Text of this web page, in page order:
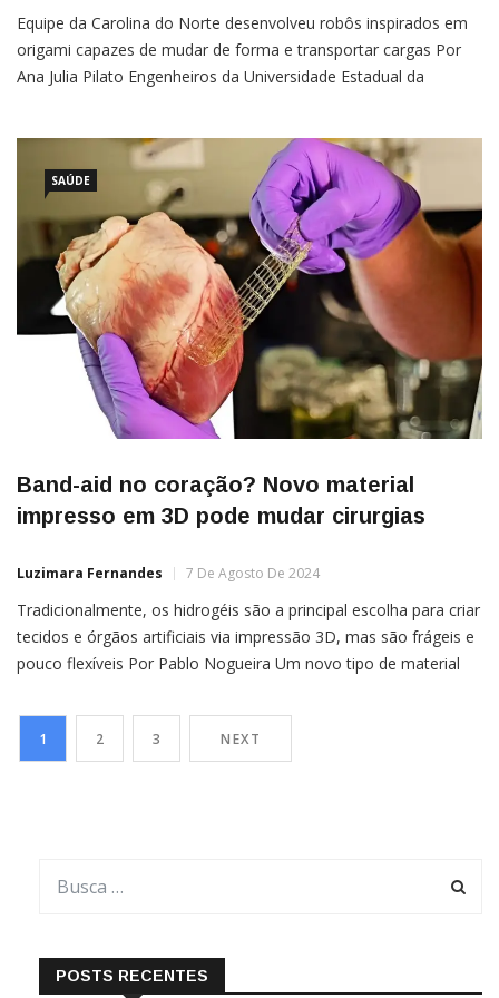
Equipe da Carolina do Norte desenvolveu robôs inspirados em
origami capazes de mudar de forma e transportar cargas Por
Ana Julia Pilato Engenheiros da Universidade Estadual da
arte de origami, a invenção consegue mudar de forma para
mais de mil […]
SAÚDE
Band-aid no coração? Novo material
impresso em 3D pode mudar cirurgias
Luzimara Fernandes 7 De Agosto De 2024
Tradicionalmente, os hidrogéis são a principal escolha para criar
tecidos e órgãos artificiais via impressão 3D, mas são frágeis e
pouco flexíveis Por Pablo Nogueira Um novo tipo de material
Band-aid, tem o potencial de tratar doenças do coração, ou até
de outras partes do […]
1 2 3 NEXT
POSTS RECENTES